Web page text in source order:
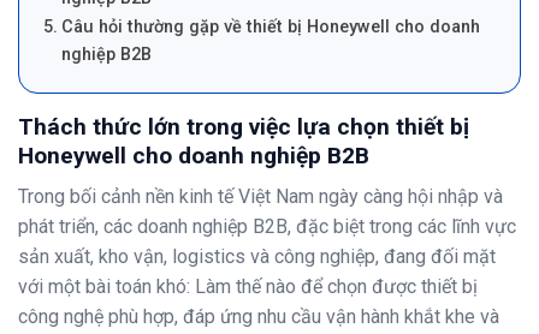
Câu hỏi thường gặp về thiết bị Honeywell cho doanh
nghiệp B2B
Thách thức lớn trong việc lựa chọn thiết bị
Honeywell cho doanh nghiệp B2B
Trong bối cảnh nền kinh tế Việt Nam ngày càng hội nhập và
phát triển, các doanh nghiệp B2B, đặc biệt trong các lĩnh vực
sản xuất, kho vận, logistics và công nghiệp, đang đối mặt
với một bài toán khó: Làm thế nào để chọn được thiết bị
công nghệ phù hợp, đáp ứng nhu cầu vận hành khắt khe và